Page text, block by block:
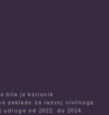
bila je korisnik
zaklade za razvoj civilnoga
od 2022. do 2024.